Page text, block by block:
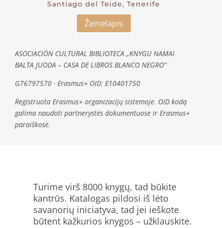
Santiago del Teide, Tenerife
Žemėlapis
ASOCIACIÓN CULTURAL BIBLIOTECA „KNYGU NAMAI
BALTA JUODA – CASA DE LIBROS BLANCO NEGRO”
G76797570 · Erasmus+ OID: E10401750
Registruota Erasmus+ organizacijų sistemoje. OID kodą
galima naudoti partnerystės dokumentuose ir Erasmus+
paraiškose.
Turime virš 8000 knygų, tad būkite
kantrūs. Katalogas pildosi iš lėto
savanorių iniciatyva, tad jei ieškote
būtent kažkurios knygos – užklauskite.